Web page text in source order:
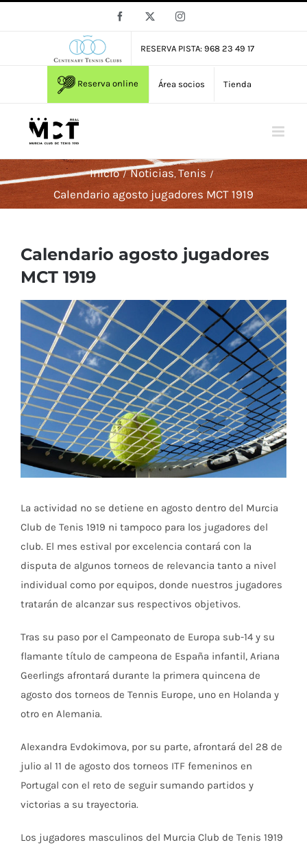
Facebook Instagram
RESERVA PISTA: 968 23 49 17
Reserva online Área socios Tienda
Inicio Noticias Tenis
Calendario agosto jugadores MCT 1919
Calendario agosto jugadores
MCT 1919
Ver
imagen
más
grande
La actividad no se detiene en agosto dentro del Murcia
Club de Tenis 1919 ni tampoco para los jugadores del
club. El mes estival por excelencia contará con la
disputa de algunos torneos de relevancia tanto a nivel
individual como por equipos, donde nuestros jugadores
tratarán de alcanzar sus respectivos objetivos.
Tras su paso por el Campeonato de Europa sub-14 y su
flamante título de campeona de España infantil, Ariana
Geerlings afrontará durante la primera quincena de
agosto dos torneos de Tennis Europe, uno en Holanda y
otro en Alemania.
Alexandra Evdokimova, por su parte, afrontará del 28 de
julio al 11 de agosto dos torneos ITF femeninos en
Portugal con el reto de seguir sumando partidos y
victorias a su trayectoria.
Los jugadores masculinos del Murcia Club de Tenis 1919